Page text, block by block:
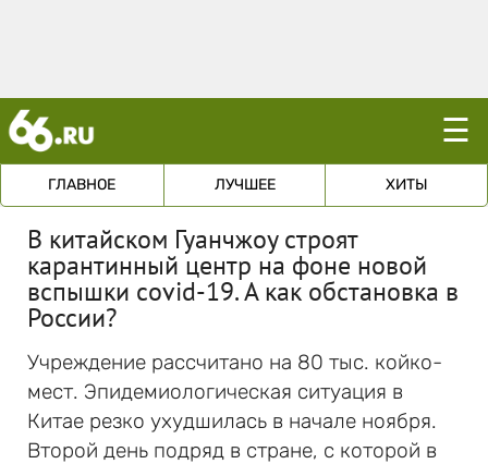
☰
ГЛАВНОЕ ЛУЧШЕЕ ХИТЫ
В китайском Гуанчжоу строят
карантинный центр на фоне новой
вспышки cоvid-19. А как обстановка в
России?
Учреждение рассчитано на 80 тыс. койко-
мест. Эпидемиологическая ситуация в
Китае резко ухудшилась в начале ноября.
Второй день подряд в стране, с которой в